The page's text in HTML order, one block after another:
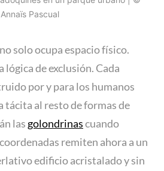
Annaïs Pascual
no solo ocupa espacio físico.
lógica de exclusión. Cada
por y para los humanos
tácita al resto de formas de
las golondrinascuando
remiten ahora a un
edificio acristalado y sin